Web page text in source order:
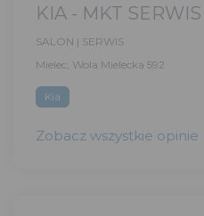
KIA - MKT SERWIS
SALON | SERWIS
Mielec, Wola Mielecka 592
Kia
Zobacz wszystkie opinie